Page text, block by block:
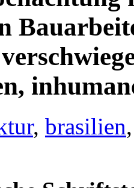
, brasilien